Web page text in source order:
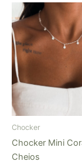
Chocker
Chocker Mini
Cheios